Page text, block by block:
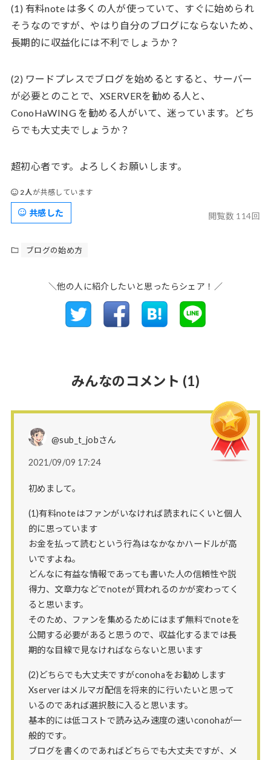
(1) 有料note は多くの人が使っていて、すぐに始められ
そうなのですが、やはり自分のブログにならないため、
長期的に収益化には不利でしょうか？
(2) ワードプレスでブログを始めるとすると、サーバー
が必要とのことで、XSERVERを勧める人と、
ConoHaWING を勧める人がいて、迷っています。どち
らでも大丈夫でしょうか？
超初心者です。よろしくお願いします。
閲覧数 114回
2人が共感しています
共感した
ブログの始め方
＼他の人に紹介したいと思ったらシェア！／
みんなのコメント (1)
@sub_t_jobさん
2021/09/09 17:24
初めまして。
(1)有料noteはファンがいなければ読まれにくいと個人
的に思っています
お金を払って読むという行為はなかなかハードルが高
いですよね。
どんなに有益な情報であっても書いた人の信頼性や説
得力、文章力などでnoteが買われるのかが変わってく
ると思います。
そのため、ファンを集めるためにはまず無料でnoteを
公開する必要があると思うので、収益化するまでは長
期的な目線で見なければならないと思います
(2)どちらでも大丈夫ですがconohaをお勧めします
Xserverはメルマガ配信を将来的に行いたいと思って
いるのであれば選択肢に入ると思います。
基本的には低コストで読み込み速度の速いconohaが一
般的です。
ブログを書くのであればどちらでも大丈夫ですが、メ